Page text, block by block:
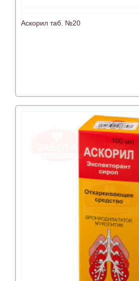
Аскорил таб. №20